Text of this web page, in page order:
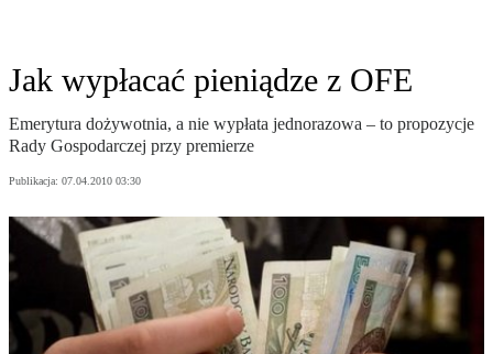
Jak wypłacać pieniądze z OFE
Emerytura dożywotnia, a nie wypłata jednorazowa – to propozycje
Rady Gospodarczej przy premierze
Publikacja: 07.04.2010 03:30